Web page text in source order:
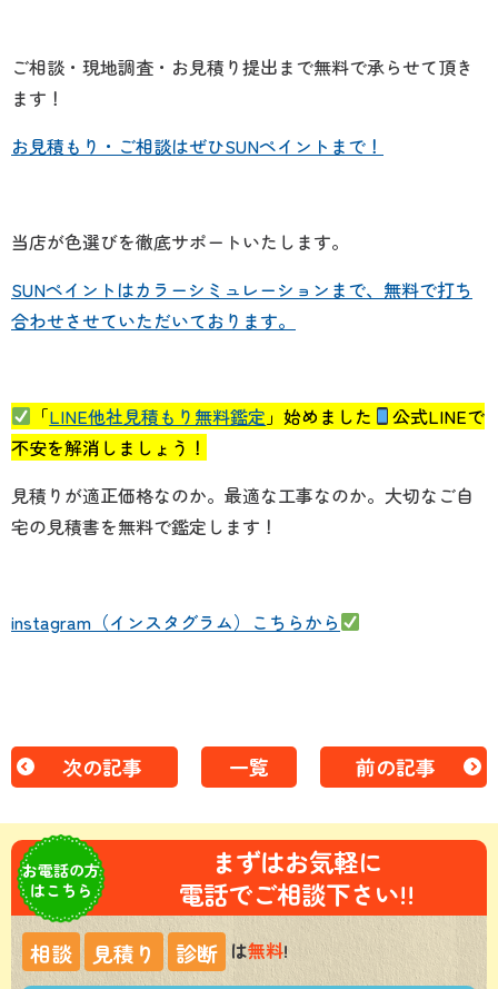
ご相談・現地調査・お見積り提出まで無料で承らせて頂き
ます！
お見積もり・ご相談はぜひSUNペイントまで！
当店が色選びを徹底サポートいたします。
SUNペイントはカラーシミュレーションまで、無料で打ち
合わせさせていただいております。
「LINE他社見積もり無料鑑定 」始めました
公式LINEで
不安を解消しましょう！
見積りが適正価格なのか。最適な工事なのか。大切なご自
宅の見積書を無料で鑑定します！
instagram（インスタグラム）こちらから
次の記事 一覧 前の記事
お電話の方
はこちら
まずはお気軽に
電話でご相談下さい!!
相談 見積り 診断 は無料!